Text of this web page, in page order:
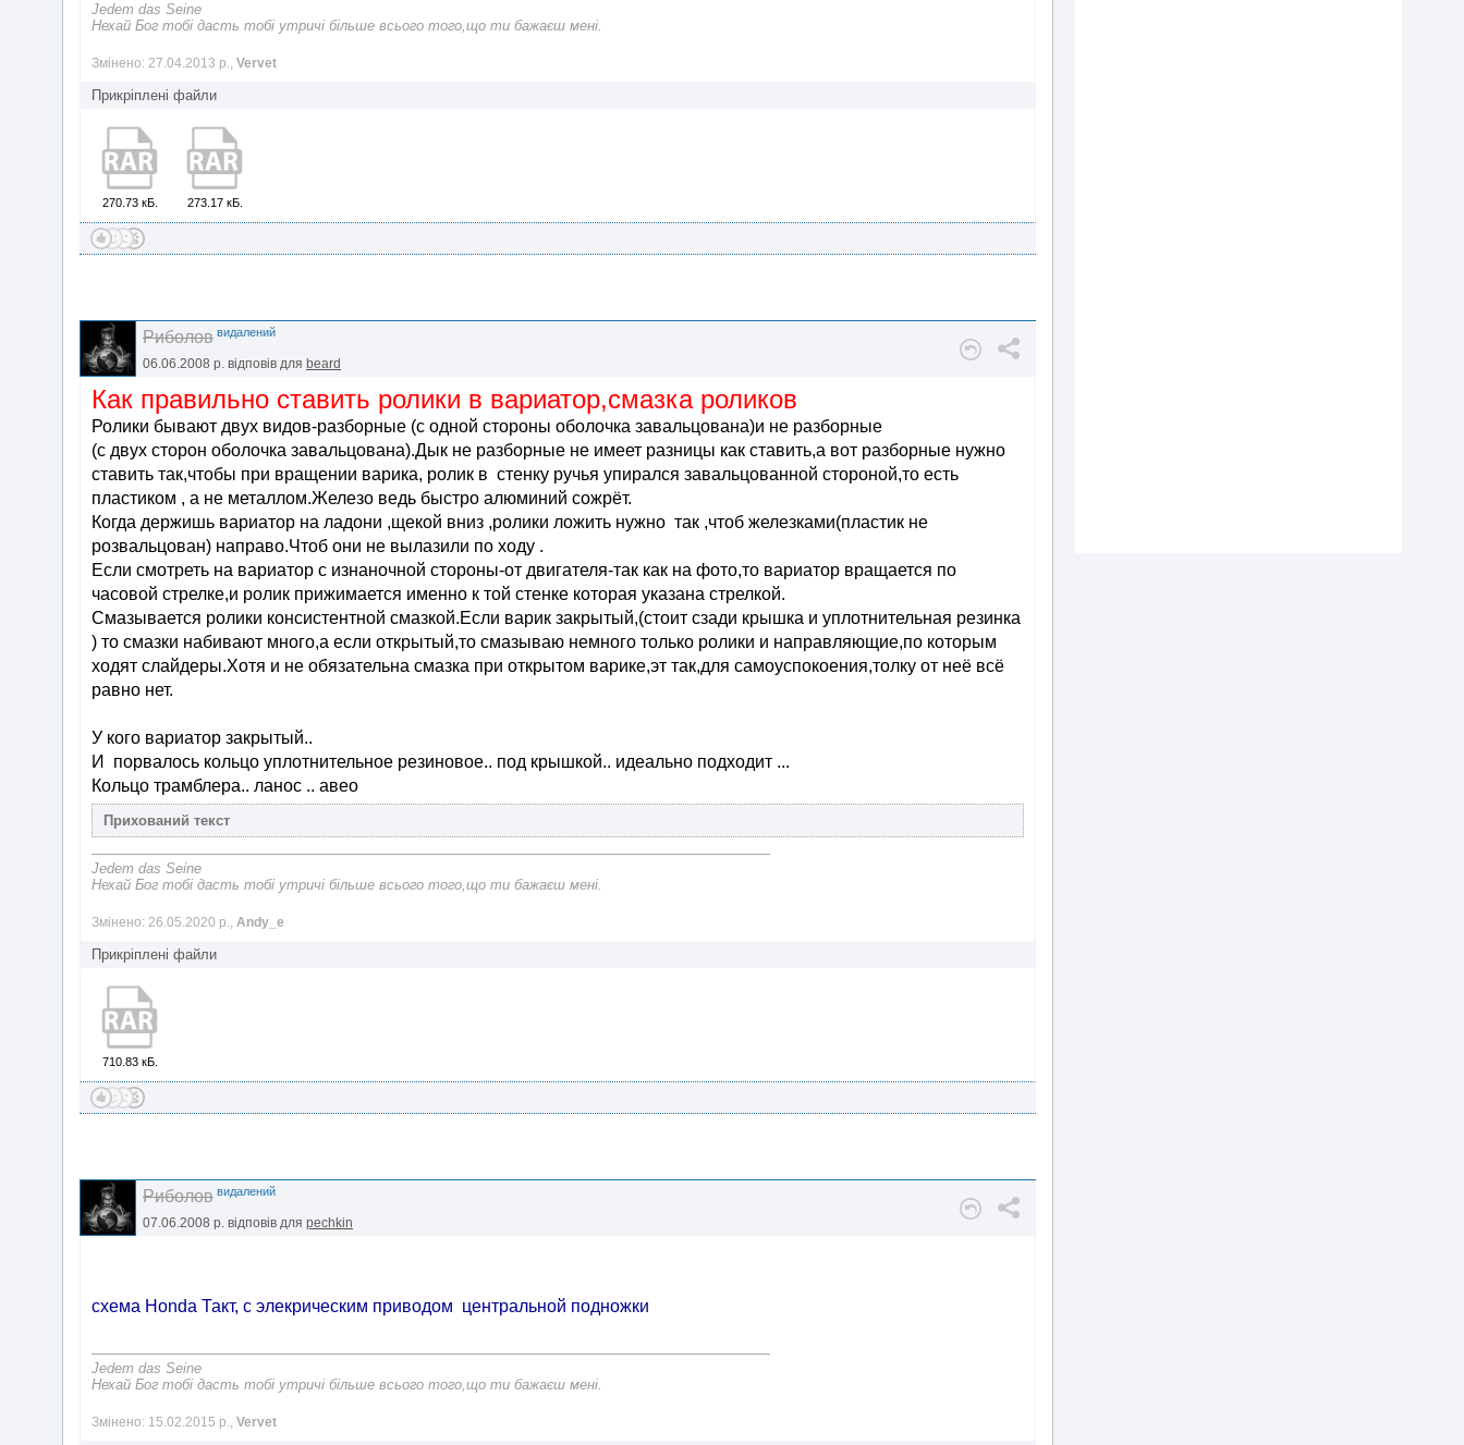
Jedem das Seine
Нехай Бог тобі дасть тобі утричі більше всього того,що ти бажаєш мені.
Змінено: 27.04.2013 р., Vervet
Прикріплені файли
270.73 кБ. 273.17 кБ.
Риболов видалений
06.06.2008 р. відповів для beard
Как правильно ставить ролики в вариатор,смазка роликов
Ролики бывают двух видов-разборные (с одной стороны оболочка завальцована)и не разборные
(с двух сторон оболочка завальцована).Дык не разборные не имеет разницы как ставить,а вот разборные нужно
ставить так,чтобы при вращении варика, ролик в стенку ручья упирался завальцованной стороной,то есть
пластиком , а не металлом.Железо ведь быстро алюминий сожрёт.
Когда держишь вариатор на ладони ,щекой вниз ,ролики ложить нужно так ,чтоб железками(пластик не
розвальцован) направо.Чтоб они не вылазили по ходу .
Если смотреть на вариатор с изнаночной стороны-от двигателя-так как на фото,то вариатор вращается по
часовой стрелке,и ролик прижимается именно к той стенке которая указана стрелкой.
Смазывается ролики консистентной смазкой.Если варик закрытый,(стоит сзади крышка и уплотнительная резинка
) то смазки набивают много,а если открытый,то смазываю немного только ролики и направляющие,по которым
ходят слайдеры.Хотя и не обязательна смазка при открытом варике,эт так,для самоуспокоения,толку от неё всё
равно нет.
У кого вариатор закрытый..
И порвалось кольцо уплотнительное резиновое.. под крышкой.. идеально подходит ...
Кольцо трамблера.. ланос .. авео
Jedem das Seine
Нехай Бог тобі дасть тобі утричі більше всього того,що ти бажаєш мені.
Змінено: 26.05.2020 р., Andy_e
Прикріплені файли
710.83 кБ.
Риболов видалений
07.06.2008 р. відповів для pechkin
схема Honda Такт, с элекрическим приводом центральной подножки
Jedem das Seine
Нехай Бог тобі дасть тобі утричі більше всього того,що ти бажаєш мені.
Змінено: 15.02.2015 р., Vervet